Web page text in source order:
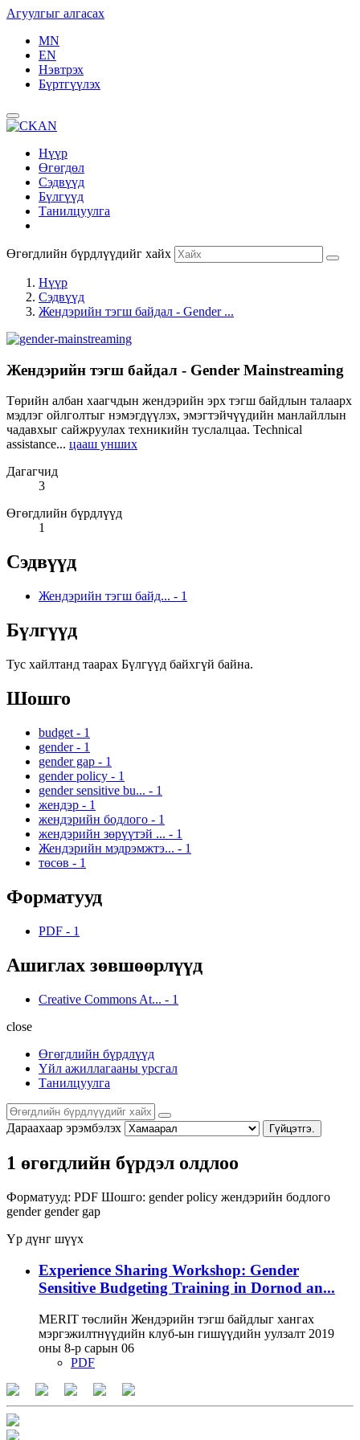
Агуулгыг алгасах
MN
EN
Нэвтрэх
Бүртгүүлэх
Нүүр
Өгөгдөл
Сэдвүүд
Бүлгүүд
Танилцуулга
Өгөгдлийн бүрдлүүдийг хайх
Нүүр
Сэдвүүд
Жендэрийн тэгш байдал - Gender ...
Жендэрийн тэгш байдал - Gender Mainstreaming
Төрийн албан хаагчдын жендэрийн эрх тэгш байдлын талаарх
мэдлэг ойлголтыг нэмэгдүүлэх, эмэгтэйчүүдийн манлайллын
чадавхыг сайжруулах техникийн туслалцаа. Technical
assistance... цааш унших
Дагагчид
3
Өгөгдлийн бүрдлүүд
1
Сэдвүүд
Жендэрийн тэгш байд... - 1
Бүлгүүд
Тус хайлтанд таарах Бүлгүүд байхгүй байна.
Шошго
budget - 1
gender - 1
gender gap - 1
gender policy - 1
gender sensitive bu... - 1
жендэр - 1
жендэрийн бодлого - 1
жендэрийн зөрүүтэй ... - 1
Жендэрийн мэдрэмжтэ... - 1
төсөв - 1
Форматууд
PDF - 1
Ашиглах зөвшөөрлүүд
Creative Commons At... - 1
close
Өгөгдлийн бүрдлүүд
Үйл ажиллагааны урсгал
Танилцуулга
Дараахаар эрэмбэлэх Гүйцэтгэ.
1 өгөгдлийн бүрдэл олдлоо
Форматууд: PDF Шошго: gender policy жендэрийн бодлого
gender gender gap
Үр дүнг шүүх
Experience Sharing Workshop: Gender
Sensitive Budgeting Training in Dornod an...
MERIT төслийн Жендэрийн тэгш байдлыг хангах
мэргэжилтнүүдийн клуб-ын гишүүдийн уулзалт 2019
оны 8-р сарын 06
PDF